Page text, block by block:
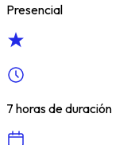
Presencial
7 horas de duración